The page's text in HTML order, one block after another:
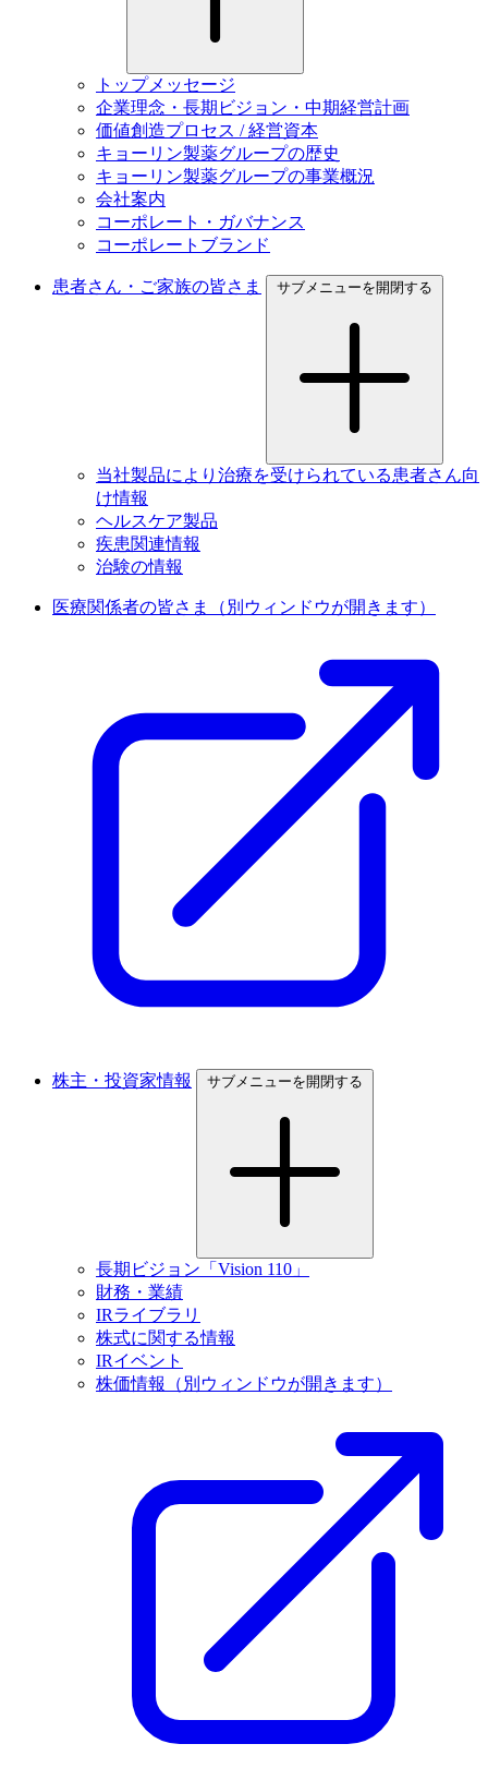
トップメッセージ
企業理念・長期ビジョン・中期経営計画
価値創造プロセス / 経営資本
キョーリン製薬グループの歴史
キョーリン製薬グループの事業概況
会社案内
コーポレート・ガバナンス
コーポレートブランド
患者さん・ご家族の皆さま サブメニューを開閉する
当社製品により治療を受けられている患者さん向
け情報
ヘルスケア製品
疾患関連情報
治験の情報
医療関係者の皆さま （別ウィンドウが開きます）
株主・投資家情報 サブメニューを開閉する
長期ビジョン「Vision 110」
財務・業績
IRライブラリ
株式に関する情報
IRイベント
株価情報
（別ウィンドウが開きます）